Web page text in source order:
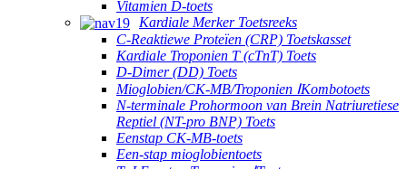
Vitamien D-toets
Kardiale Merker Toetsreeks
C-Reaktiewe Proteïen (CRP) Toetskasset
Kardiale Troponien T (cTnT) Toets
D-Dimer (DD) Toets
Mioglobien/CK-MB/Troponien ⅠKombotoets
N-terminale Prohormoon van Brein Natriuretiese
Reptiel (NT-pro BNP) Toets
Eenstap CK-MB-toets
Een-stap mioglobientoets